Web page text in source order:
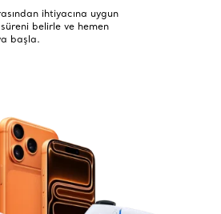
ihtiyacına uygun
belirle ve hemen
başla.